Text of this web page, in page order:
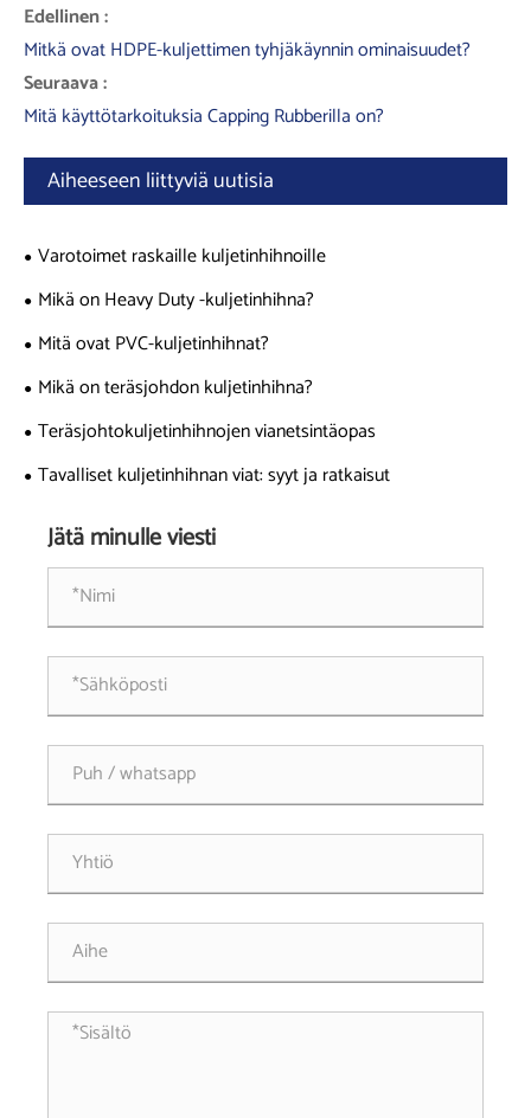
Edellinen :
Mitkä ovat HDPE-kuljettimen tyhjäkäynnin ominaisuudet?
Seuraava :
Mitä käyttötarkoituksia Capping Rubberilla on?
Aiheeseen liittyviä uutisia
Varotoimet raskaille kuljetinhihnoille
Mikä on Heavy Duty -kuljetinhihna?
Mitä ovat PVC-kuljetinhihnat?
Mikä on teräsjohdon kuljetinhihna?
Teräsjohtokuljetinhihnojen vianetsintäopas
Tavalliset kuljetinhihnan viat: syyt ja ratkaisut
Jätä minulle viesti